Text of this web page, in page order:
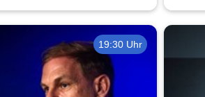
19:30 Uhr